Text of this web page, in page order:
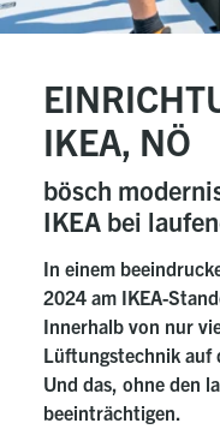
IKEA, NÖ
bösch
IKEA bei
In einem
2024 am IKEA-
Innerhalb von nur
Lüftungstechnik auf
Und das, ohne den
beeinträchtigen.